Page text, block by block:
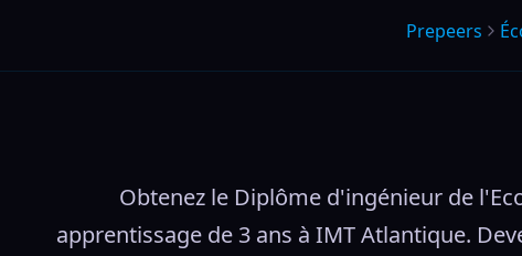
Prepeers
Obtenez le Diplôme d'ingénieur de
apprentissage de 3 ans à IMT Atlantique.